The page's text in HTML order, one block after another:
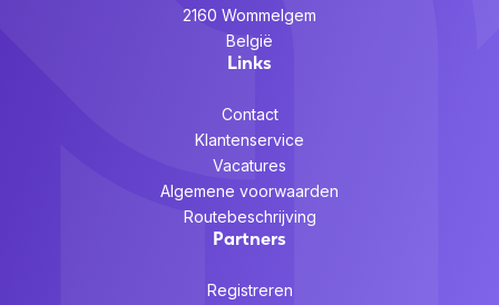
2160 Wommelgem
België
Links
Contact
Klantenservice
Vacatures
Algemene voorwaarden
Routebeschrijving
Partners
Registreren